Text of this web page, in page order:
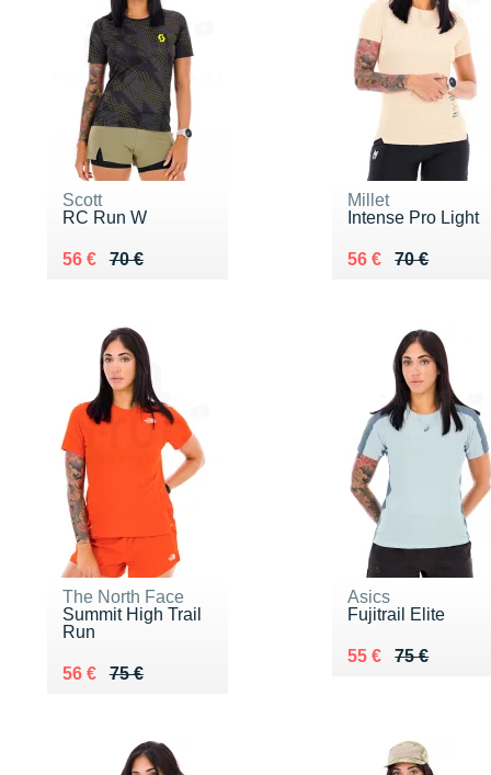
Scott
RC Run W
70 €
Au lieu de 70 €
56 €
Vendu 56 €
Millet
Intense Pro Light
70 €
Au lieu de 70 €
56 €
Vendu 56 €
The North Face
Summit High Trail
Run
75 €
Au lieu de 75 €
56 €
Vendu 56 €
Asics
Fujitrail Elite
75 €
Au lieu de 75 €
55 €
Vendu 55 €